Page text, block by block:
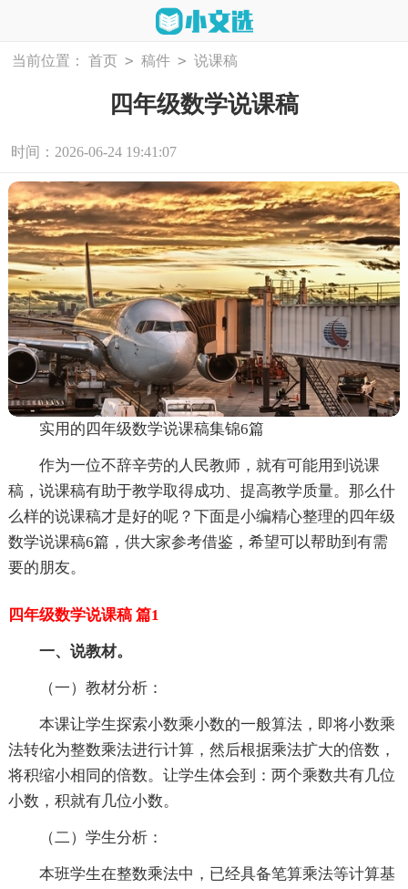
当前位置： 首页 > 稿件 > 说课稿
四年级数学说课稿
时间：2026-06-24 19:41:07
实用的四年级数学说课稿集锦6篇
作为一位不辞辛劳的人民教师，就有可能用到说课
稿，说课稿有助于教学取得成功、提高教学质量。那么什
么样的说课稿才是好的呢？下面是小编精心整理的四年级
数学说课稿6篇，供大家参考借鉴，希望可以帮助到有需
要的朋友。
四年级数学说课稿 篇1
一、说教材。
（一）教材分析：
本课让学生探索小数乘小数的一般算法，即将小数乘
法转化为整数乘法进行计算，然后根据乘法扩大的倍数，
将积缩小相同的倍数。让学生体会到：两个乘数共有几位
小数，积就有几位小数。
（二）学生分析：
本班学生在整数乘法中，已经具备笔算乘法等计算基